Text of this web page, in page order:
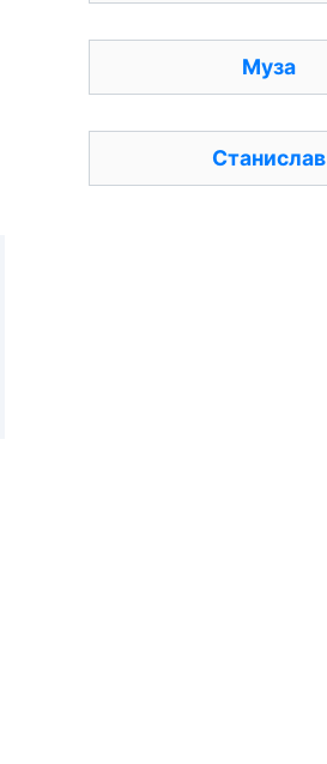
Муза
Станислав